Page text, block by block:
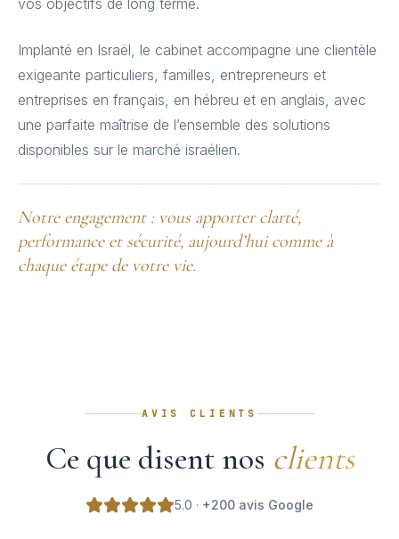
vos objectifs de long terme.
Implanté en Israël, le cabinet accompagne une clientèle
exigeante particuliers, familles, entrepreneurs et
entreprises en français, en hébreu et en anglais, avec
une parfaite maîtrise de l’ensemble des solutions
disponibles sur le marché israélien.
Notre engagement : vous apporter clarté,
performance et sécurité, aujourd’hui comme à
chaque étape de votre vie.
AVIS CLIENTS
Ce que disent nos clients
5.0 · +200 avis Google